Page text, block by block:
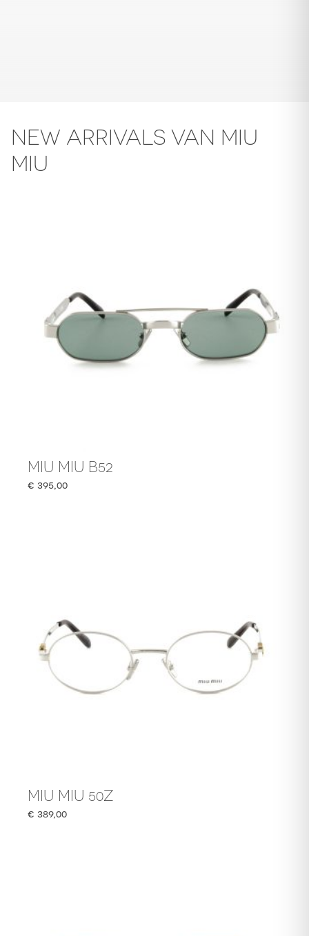
NEW ARRIVALS VAN MIU
MIU
MIU MIU B52
€ 395,00
MIU MIU 50Z
€ 389,00